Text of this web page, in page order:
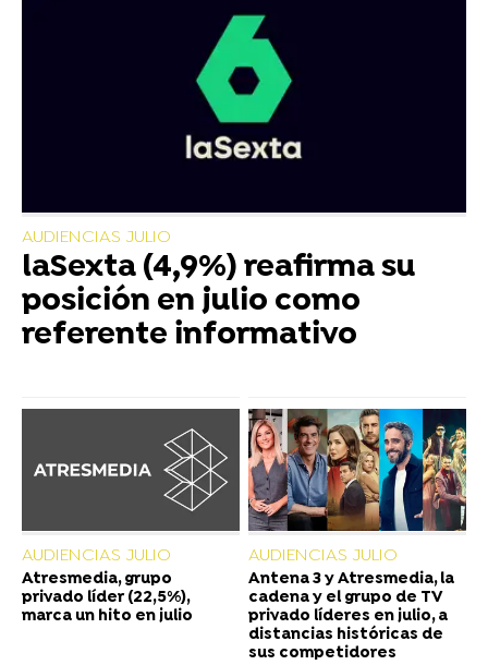
AUDIENCIAS JULIO
laSexta (4,9%) reafirma su
posición en julio como
referente informativo
AUDIENCIAS JULIO
Atresmedia, grupo
privado líder (22,5%),
marca un hito en julio
AUDIENCIAS JULIO
Antena 3 y Atresmedia, la
cadena y el grupo de TV
privado líderes en julio, a
distancias históricas de
sus competidores